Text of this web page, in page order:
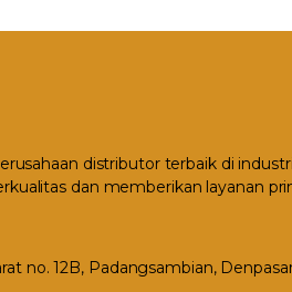
distributor terbaik di
dan memberikan layanan
no. 12B, Padangsambian,